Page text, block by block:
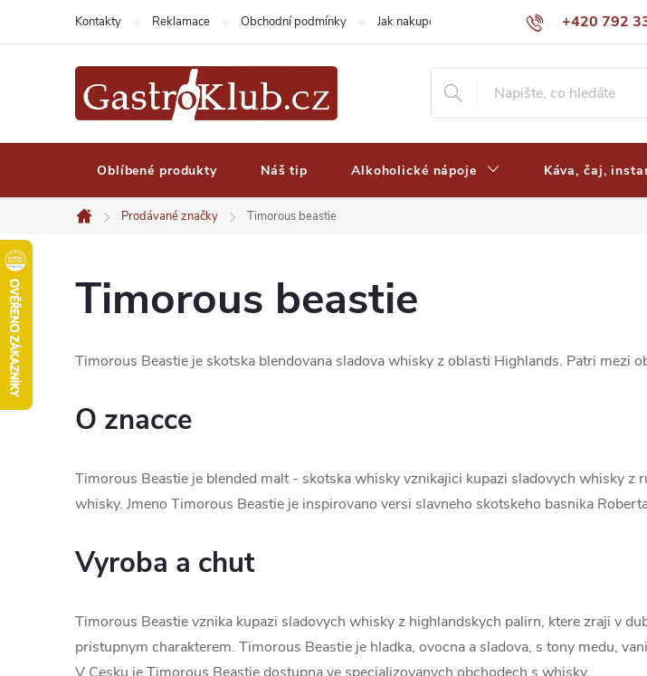
+420 792
Kontakty Reklamace Obchodní podmínky Jak nakupovat Výdejní místa a ceny dopravy
Oblíbené produkty Náš tip Alkoholické nápoje Káva, čaj,
Domů
Prodávané značky Timorous beastie
Timorous beastie
Timorous Beastie je skotska blendovana sladova whisky z oblasti Highlands. Patri mezi
O znacce
Timorous Beastie je blended malt - skotska whisky vznikajici kupazi sladovych whisky
whisky. Jmeno Timorous Beastie je inspirovano versi slavneho skotskeho basnika
Vyroba a chut
Timorous Beastie vznika kupazi sladovych whisky z highlandskych palirn, ktere zraji v
pristupnym charakterem. Timorous Beastie je hladka, ovocna a sladova, s tony medu,